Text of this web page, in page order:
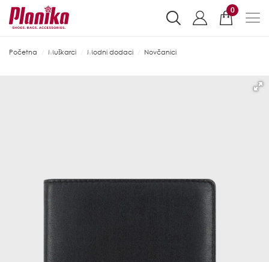
0
Početna Muškarci Modni dodaci Novčanici